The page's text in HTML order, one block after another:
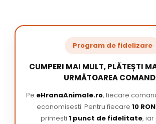
Program de fidelizare
CUMPERI MAI MULT, PLĂTEȘTI
URMĂTOAREA
Pe eHranaAnimale.ro, fiecare
economisești. Pentru fiecare 10
primești 1 punct de fidelitate,